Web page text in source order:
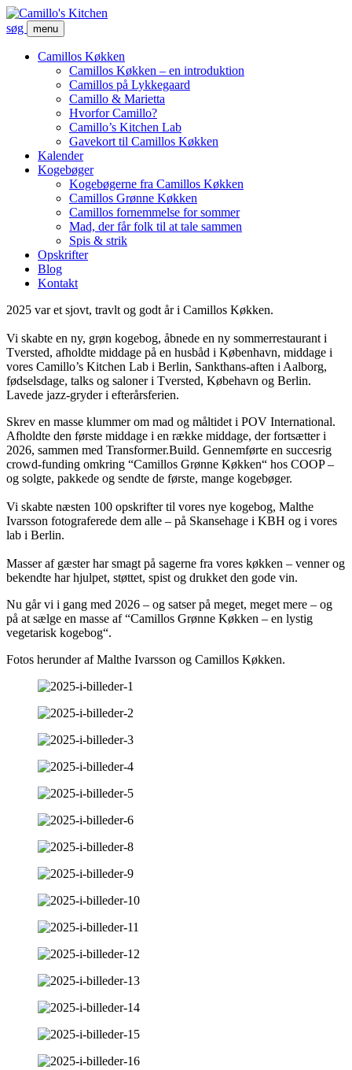
søg menu
Camillos Køkken
Camillos Køkken – en introduktion
Camillos på Lykkegaard
Camillo & Marietta
Hvorfor Camillo?
Camillo’s Kitchen Lab
Gavekort til Camillos Køkken
Kalender
Kogebøger
Kogebøgerne fra Camillos Køkken
Camillos Grønne Køkken
Camillos fornemmelse for sommer
Mad, der får folk til at tale sammen
Spis & strik
Opskrifter
Blog
Kontakt
2025 var et sjovt, travlt og godt år i Camillos Køkken.
Vi skabte en ny, grøn kogebog, åbnede en ny sommerrestaurant i
Tversted, afholdte middage på en husbåd i København, middage i
vores Camillo’s Kitchen Lab i Berlin, Sankthans-aften i Aalborg,
fødselsdage, talks og saloner i Tversted, Købehavn og Berlin.
Lavede jazz-gryder i efterårsferien.
Skrev en masse klummer om mad og måltidet i POV International.
Afholdte den første middage i en række middage, der fortsætter i
2026, sammen med Transformer.Build. Gennemførte en succesrig
crowd-funding omkring “Camillos Grønne Køkken“ hos COOP –
og solgte, pakkede og sendte de første, mange kogebøger.
Vi skabte næsten 100 opskrifter til vores nye kogebog, Malthe
Ivarsson fotograferede dem alle – på Skansehage i KBH og i vores
lab i Berlin.
Masser af gæster har smagt på sagerne fra vores køkken – venner og
bekendte har hjulpet, støttet, spist og drukket den gode vin.
Nu går vi i gang med 2026 – og satser på meget, meget mere – og
på at sælge en masse af “Camillos Grønne Køkken – en lystig
vegetarisk kogebog“.
Fotos herunder af Malthe Ivarsson og Camillos Køkken.